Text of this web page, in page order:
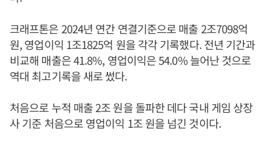
크래프톤은 2024년 연간 연결기준으로 매출 2조7098억
원, 영업이익 1조1825억 원을 각각 기록했다. 전년 기간과
비교해 매출은 41.8%, 영업이익은 54.0% 늘어난 것으로
역대 최고기록을 새로 썼다.
처음으로 누적 매출 2조 원을 돌파한 데다 국내 게임 상장
사 기준 처음으로 영업이익 1조 원을 넘긴 것이다.